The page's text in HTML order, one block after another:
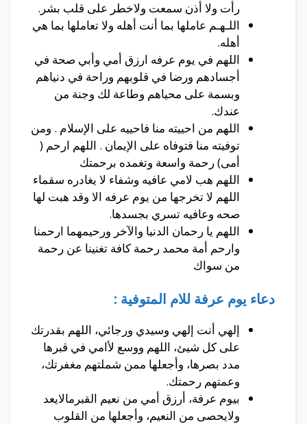
رأت ولا أذن سمعت ولاخطر على قلب بشر.
اللـهـم عاملها بما أنت أهله ولا تعاملها بما هي
أهله.
اللهم في يوم عرفه ارزق أمي وأبي صحة في
أجسادهم ورضا في قلوبهم وراحة في دنياهم
وبسمة على محياهم وطاعة لك وجنة من
عندك.
اللهم من احييته منا فاحييه على الإسلام . ومن
توفيته منا فتوفاه على الإيمان . اللهم ارحم (
أمى) رحمة واسعة وتغمده برحمتك
اللهم هب لامي عافيه وشفاء لا يغادره سقماء
اللهم لا تخرجها من يوم عرفه الا وقد هبت لها
صحه وعافيه تسري بجسدها.
اللهم يا رحمان الدنيا والآخر ورحيمهما ارحمنا
وارحم أمة محمد رحمة كافة تغنينا عن رحمة
من سواك
دعاء يوم عرفة للام المتوفية :
إلهي أنت إلهي وسيدي ورجائي، اللهم بقدرتك
على كل شيئ، اللهم ووسع لأامي في قبرها
مدد بصرها، وأجعلها ممن شملتهم مغفرتك،
وعمتهم رحمتك.
بيوم عرفة، أرزق أمي من نعيم القبرمالايعد
ولايحصى من النعيم، وأجعلها من القلوب